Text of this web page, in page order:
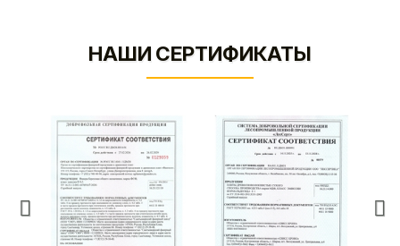
НАШИ СЕРТИФИКАТЫ